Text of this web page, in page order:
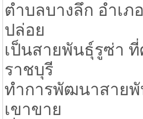
ตำบลบางลึก อำเ
ปล่อย
เป็นสายพันธ์ุรูซ่า
ราชบุรี
ทำการพัฒนาสายพั
เขาขาย